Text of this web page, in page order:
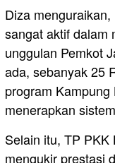
Diza
sangat aktif dalam
unggulan Pemkot
ada, sebanyak 25
program
menerapkan
Selain itu, TP
mengukir prestasi